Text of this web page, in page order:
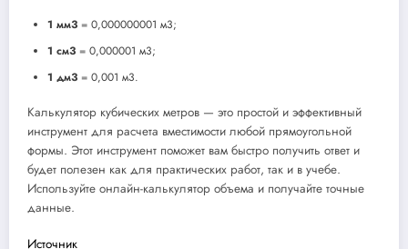
1 мм3 = 0,000000001 м3;
1 см3 = 0,000001 м3;
1 дм3 = 0,001 м3.
Калькулятор кубических метров — это простой и эффективный
инструмент для расчета вместимости любой прямоугольной
формы. Этот инструмент поможет вам быстро получить ответ и
будет полезен как для практических работ, так и в учебе.
Используйте онлайн-калькулятор объема и получайте точные
данные.
Источник